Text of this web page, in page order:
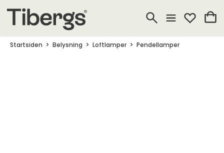
Startsiden Belysning Loftlamper Pendellamper